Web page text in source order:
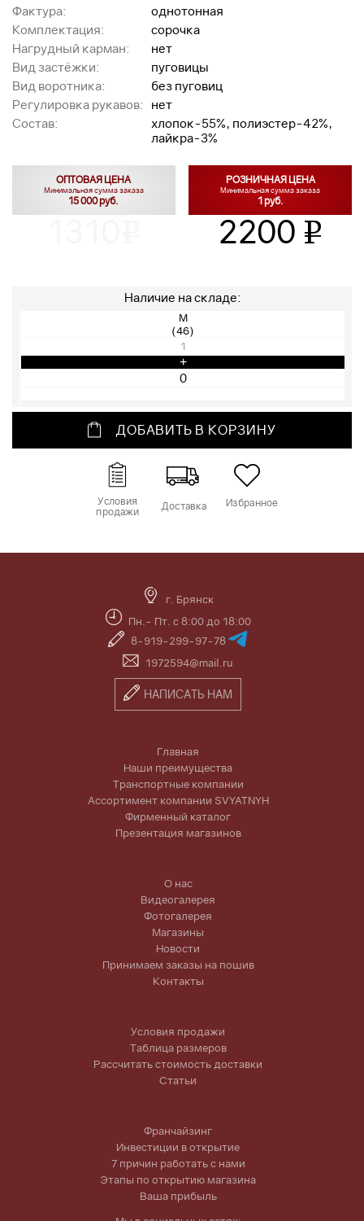
Фактура:
однотонная
Комплектация:
сорочка
Нагрудный карман:
нет
Вид застёжки:
пуговицы
Вид воротника:
без пуговиц
Регулировка рукавов:
нет
Состав:
хлопок-55%, полиэстер-42%,
лайкра-3%
ОПТОВАЯ ЦЕНА
Минимальная сумма заказа
15 000 руб.
РОЗНИЧНАЯ ЦЕНА
Минимальная сумма заказа
1 руб.
2200 v
Наличие на складе:
M
(46)
1
+
ДОБАВИТЬ В КОРЗИНУ
Условия
продажи
Доставка Избранное
г. Брянск
Пн.- Пт. с 8:00 до 18:00
8-919-299-97-78
1972594@mail.ru
НАПИСАТЬ НАМ
Главная
Наши преимущества
Транспортные компании
Ассортимент компании SVYATNYH
Фирменный каталог
Презентация магазинов
О нас
Видеогалерея
Фотогалерея
Магазины
Новости
Принимаем заказы на пошив
Контакты
Условия продажи
Таблица размеров
Рассчитать стоимость доставки
Статьи
Франчайзинг
Инвестиции в открытие
7 причин работать с нами
Этапы по открытию магазина
Ваша прибыль